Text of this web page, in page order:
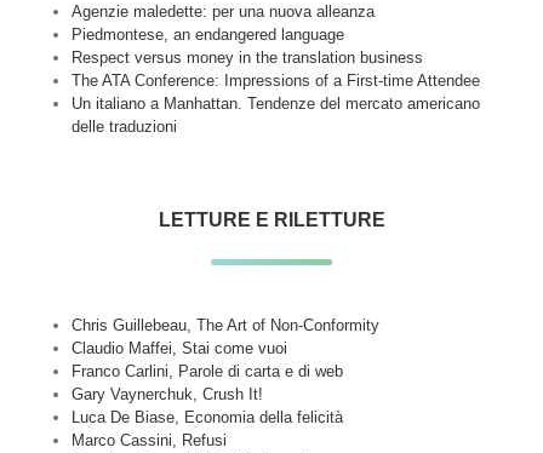
Agenzie maledette: per una nuova alleanza
Piedmontese, an endangered language
Respect versus money in the translation business
The ATA Conference: Impressions of a First-time Attendee
Un italiano a Manhattan. Tendenze del mercato americano
delle traduzioni
LETTURE E RILETTURE
Chris Guillebeau, The Art of Non-Conformity
Claudio Maffei, Stai come vuoi
Franco Carlini, Parole di carta e di web
Gary Vaynerchuk, Crush It!
Luca De Biase, Economia della felicità
Marco Cassini, Refusi